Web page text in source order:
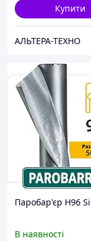
Купити
АЛЬТЕРА-ТЕХНО
Паробар'єр Н96
В наявності